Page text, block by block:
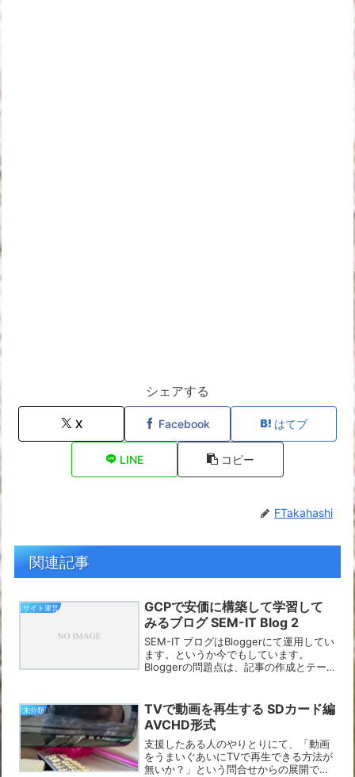
シェアする
X Facebook はてブ
LINE コピー
FTakahashi
関連記事
サイト運営
GCPで安価に構築して学習して
みるブログ SEM-IT Blog 2
SEM-IT ブログはBloggerにて運用してい
ます。というか今でもしています。
Bloggerの問題点は、記事の作成とテー
あると思います。特に、ブログ記事の作
成に当た...
未分類
TVで動画を再生する SDカード編
AVCHD形式
支援したある人のやりとりにて、「動画
をうまいぐあいにTVで再生できる方法が
無いか？」という問合せからの展開で